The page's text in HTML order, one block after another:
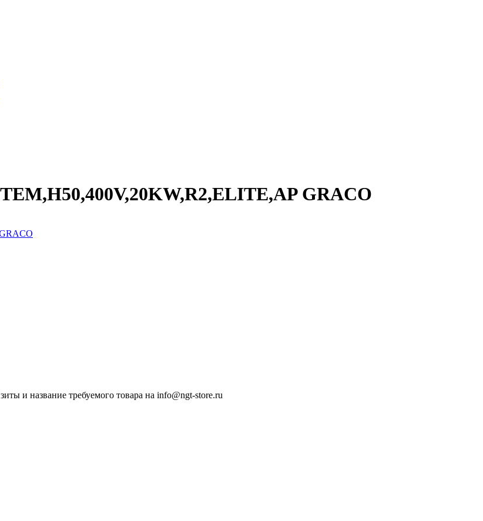
GRACO
и название требуемого товара на info@ngt-store.ru